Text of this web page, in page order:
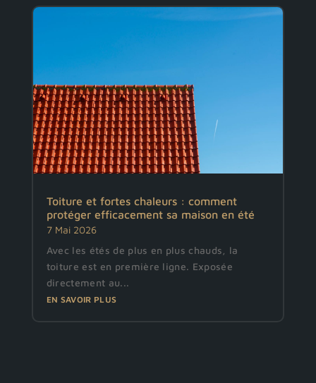
Toiture et fortes chaleurs : comment
protéger efficacement sa maison en été
7 Mai 2026
Avec les étés de plus en plus chauds, la
toiture est en première ligne. Exposée
directement au...
EN SAVOIR PLUS